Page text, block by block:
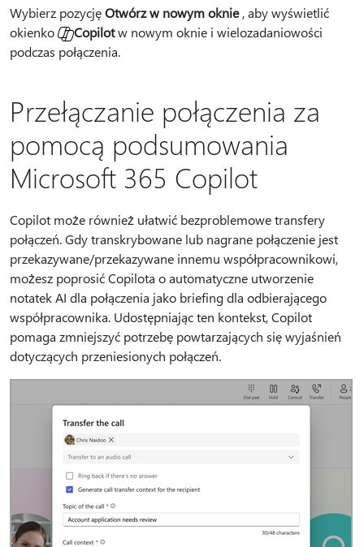
Wybierz pozycjęOtwórz w nowym oknie, aby wyświetlić
okienko
Copilotw nowym oknie i wielozadaniowości
podczas połączenia.
Przełączanie połączenia za
pomocą podsumowania
Microsoft 365 Copilot
Copilot może również ułatwić bezproblemowe transfery
połączeń. Gdy transkrybowane lub nagrane połączenie jest
przekazywane/przekazywane innemu współpracownikowi,
możesz poprosić Copilota o automatyczne utworzenie
notatek AI dla połączenia jako briefing dla odbierającego
współpracownika. Udostępniając ten kontekst, Copilot
pomaga zmniejszyć potrzebę powtarzających się wyjaśnień
dotyczących przeniesionych połączeń.